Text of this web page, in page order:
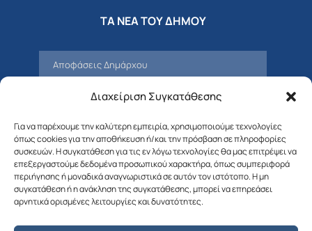
Διαχείριση Συγκατάθεσης
Για να παρέχουμε την καλύτερη εμπειρία, χρησιμοποιούμε τεχνολογίες
όπως cookies για την αποθήκευση ή/και την πρόσβαση σε πληροφορίες
συσκευών. Η συγκατάθεση για τις εν λόγω τεχνολογίες θα μας επιτρέψει να
επεξεργαστούμε δεδομένα προσωπικού χαρακτήρα, όπως συμπεριφορά
περιήγησης ή μοναδικά αναγνωριστικά σε αυτόν τον ιστότοπο. Η μη
συγκατάθεση ή η ανάκληση της συγκατάθεσης, μπορεί να επηρεάσει
αρνητικά ορισμένες λειτουργίες και δυνατότητες.
ΤΑ ΝΕΑ ΤΟΥ ΔΗΜΟΥ
Αποφάσεις Δημάρχου
Προσκλήσεις – Αποφάσεις Δημοτικού
Δελτία Τύπου – Νέα – Ανακοινώσεις
Δημοτική Επιτροπή
Διαβουλεύσεις